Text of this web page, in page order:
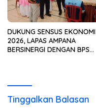
DUKUNG SENSUS EKONOMI
2026, LAPAS AMPANA
BERSINERGI DENGAN BPS
Tinggalkan Balasan